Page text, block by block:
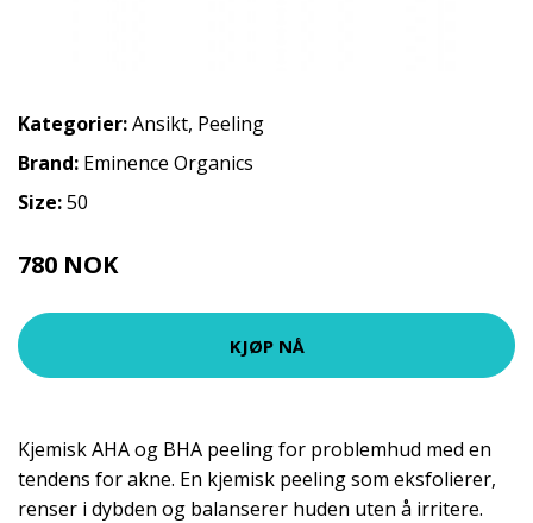
Kategorier:Ansikt, Peeling
Brand: Eminence Organics
Size:50
780 NOK
KJØP NÅ
Kjemisk AHA og BHA peeling for problemhud med en
tendens for akne. En kjemisk peeling som eksfolierer,
renser i dybden og balanserer huden uten å irritere.